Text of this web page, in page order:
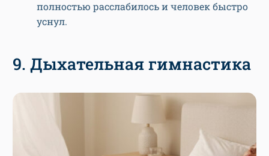
полностью расслабилось и человек быстро
уснул.
9. Дыхательная гимнастика